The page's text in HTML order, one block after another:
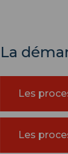
La
Les
Les